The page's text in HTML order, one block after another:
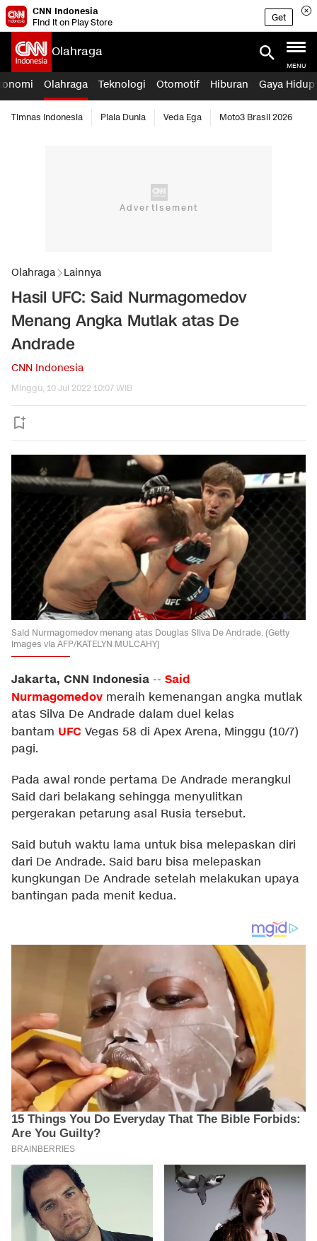
CNN Indonesia
Find it on Play Store
Get
Olahraga
MENU
Olahraga Teknologi Otomotif Hiburan Gaya Hidup
Timnas Indonesia Piala Dunia Veda Ega Moto3 Brasil 2026
Olahraga Lainnya
Hasil UFC: Said Nurmagomedov
Menang Angka Mutlak atas De
Andrade
CNN Indonesia
Minggu, 10 Jul 2022 10:07 WIB
Said Nurmagomedov menang atas Douglas Silva De Andrade. (Getty
Images via AFP/KATELYN MULCAHY)
Jakarta, CNN Indonesia -- Said
Nurmagomedov meraih kemenangan angka mutlak
atas Silva De Andrade dalam duel kelas
bantam UFC Vegas 58 di Apex Arena, Minggu (10/7)
pagi.
Pada awal ronde pertama De Andrade merangkul
Said dari belakang sehingga menyulitkan
pergerakan petarung asal Rusia tersebut.
Said butuh waktu lama untuk bisa melepaskan diri
dari De Andrade. Said baru bisa melepaskan
kungkungan De Andrade setelah melakukan upaya
bantingan pada menit kedua.